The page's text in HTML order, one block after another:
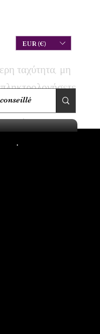
EUR (€)
ταχύτητα, μη
σας για να
το έχουμε σε